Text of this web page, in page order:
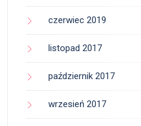
czerwiec 2019
listopad 2017
październik 2017
wrzesień 2017